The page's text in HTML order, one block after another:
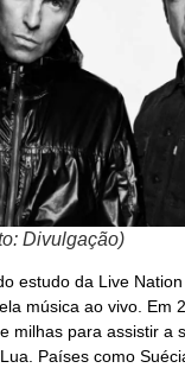
Divulgação)
estudo da Live
música ao vivo. Em
milhas para assistir a
Países como